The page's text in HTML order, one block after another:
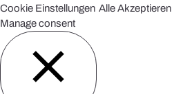
Cookie Einstellungen Alle Akzeptieren
Manage consent